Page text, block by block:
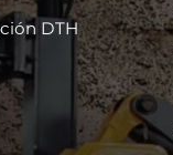
DTH